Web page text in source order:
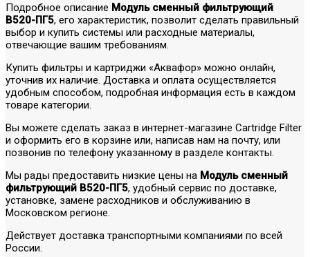
Подробное описание Модуль сменный фильтрующий
В520-ПГ5, его характеристик, позволит сделать правильный
выбор и купить системы или расходные материалы,
отвечающие вашим требованиям.
Купить фильтры и картриджи «Аквафор» можно онлайн,
уточнив их наличие. Доставка и оплата осуществляется
удобным способом, подробная информация есть в каждом
товаре категории.
Вы можете сделать заказ в интернет-магазине Cartridge Filter
и оформить его в корзине или, написав нам на почту, или
позвонив по телефону указанному в разделе контакты.
Мы рады предоставить низкие цены на Модуль сменный
фильтрующий В520-ПГ5, удобный сервис по доставке,
установке, замене расходников и обслуживанию в
Московском регионе.
Действует доставка транспортными компаниями по всей
России.